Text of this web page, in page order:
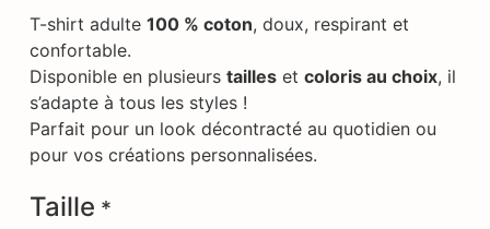
T-shirt adulte 100 % coton, doux, respirant et
confortable.
Disponible en plusieurs tailleset coloris au choix, il
s’adapte à tous les styles !
Parfait pour un look décontracté au quotidien ou
pour vos créations personnalisées.
Taille *